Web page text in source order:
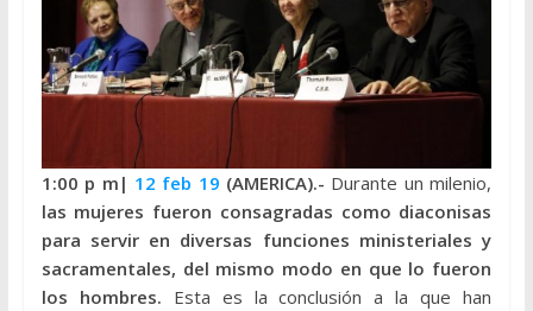
1:00 p m| 12 feb 19 (AMERICA).- Durante un milenio,
las mujeres fueron consagradas como diaconisas
para servir en diversas funciones ministeriales y
sacramentales, del mismo modo en que lo fueron
los hombres. Esta es la conclusión a la que han